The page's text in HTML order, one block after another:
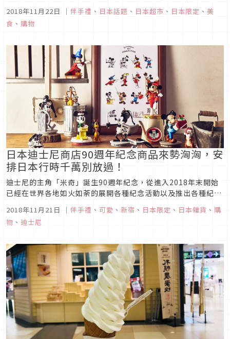
2018年11月22日 ｜ 伴手禮 、 日本話題 、 日本超市 、 日本限定 、 美
食 、 購物
日本迪士尼商店90週年紀念商品來勢洶洶，安
排日本行時千萬別放過！
迪士尼的主角「米奇」誕生90週年紀念，從進入2018年末開始
已經在世界各地如火如荼的展開各種紀念活動以及推出各種紀念
肆慶祝以及搾乾大家荷包的日子。從2018年11月16日開始，在
日本各地的迪士尼商店中，都可以看到為了紀念米奇90週年而推
2018年11月21日 ｜ 伴手禮 、 可愛 、 新宿 、 日本限定 、 日本雜貨 、 購
物 、 迪士尼